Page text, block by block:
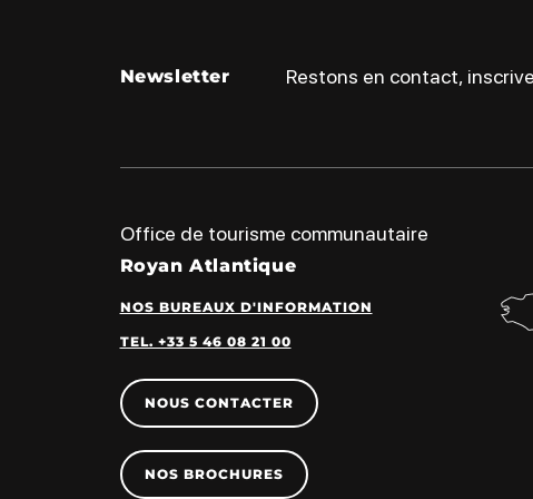
Newsletter Restons en contact,
Office de tourisme communautaire
Royan Atlantique
NOS BUREAUX D'INFORMATION
TEL. +33 5 46 08 21 00
NOUS CONTACTER
NOS BROCHURES